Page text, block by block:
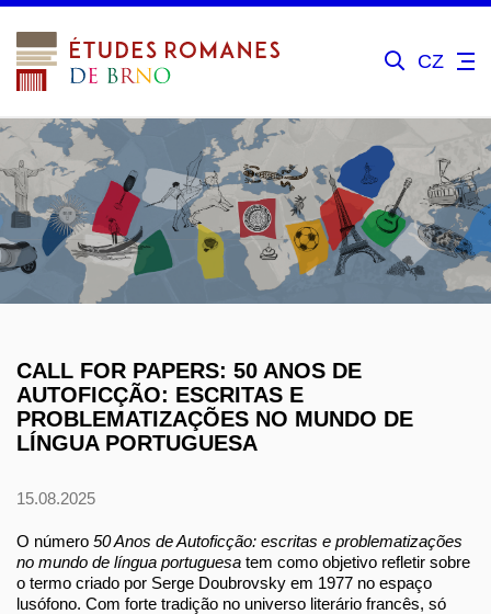
CZ
CALL FOR PAPERS: 50 ANOS DE
AUTOFICÇÃO: ESCRITAS E
PROBLEMATIZAÇÕES NO MUNDO DE
LÍNGUA PORTUGUESA
15.08.2025
O número 50 Anos de Autoficção: escritas e problematizações
no mundo de língua portuguesa tem como objetivo refletir sobre
o termo criado por Serge Doubrovsky em 1977 no espaço
lusófono. Com forte tradição no universo literário francês, só